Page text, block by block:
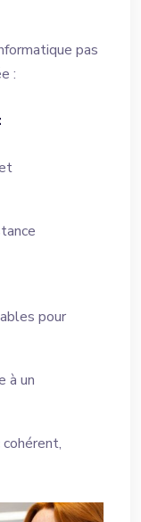
pas
:
pour
à un
cohérent,